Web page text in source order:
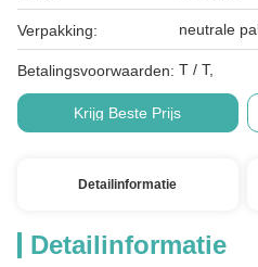
Verpakking: neutrale
Betalingsvoorwaarden: T / T,
Krijg Beste Prijs
Detailinformatie
Detailinformatie